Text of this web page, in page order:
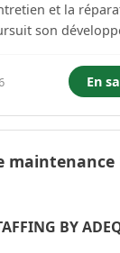
et la
son
sur des
v...
En
maintenance
BY